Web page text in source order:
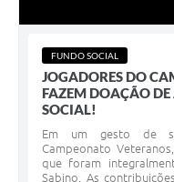
FUNDO SOCIAL
JOGADORES DO
FAZEM DOAÇÃO
SOCIAL!
Em um gesto de
Campeonato
que foram
Sabino. As